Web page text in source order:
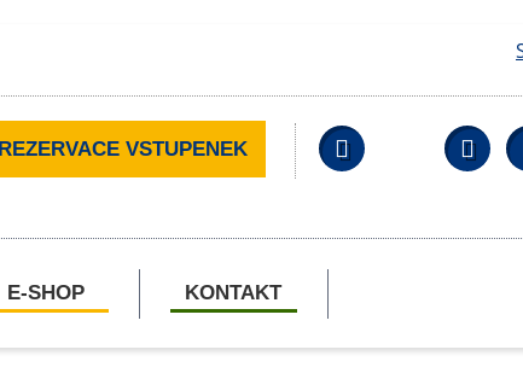
REZERVACE VSTUPENEK Facebook
E-SHOP KONTAKT